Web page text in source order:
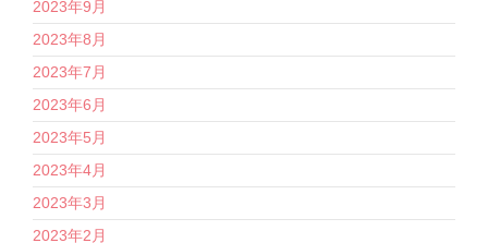
2023年9月
2023年8月
2023年7月
2023年6月
2023年5月
2023年4月
2023年3月
2023年2月